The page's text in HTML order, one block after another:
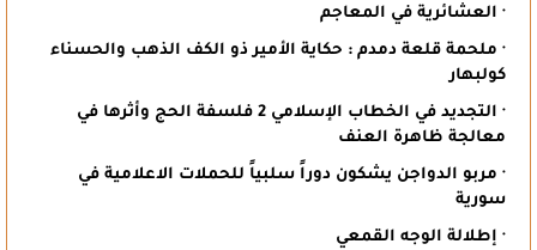
· العشائرية في المعاجم
· ملحمة قلعة دمدم : حكاية الأمير ذو الكف الذهب والحسناء
كولبهار
· التجديد في الخطاب الإسلامي 2 فلسفة الحج وأثرها في
معالجة ظاهرة العنف
· مربو الدواجن يشكون دوراً سلبياً للحملات الاعلامية في
سورية
· إطلالة الوجه القمعي